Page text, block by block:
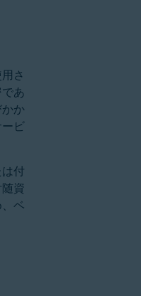
さ
あ
か
ビ
付
資
ベ